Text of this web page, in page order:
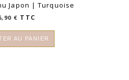
Japon | Turquoise
€ TTC
AU PANIER